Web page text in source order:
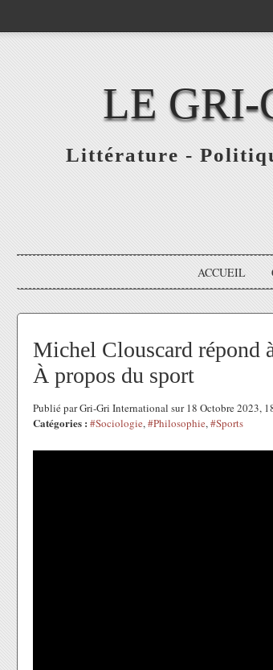
LE
Littérature -
ACCUEIL
Michel Clouscard répond
À propos du sport
Publié par Gri-Gri International sur 18 Octobre 2023,
Catégories : #Sociologie,#Philosophie,#Sports